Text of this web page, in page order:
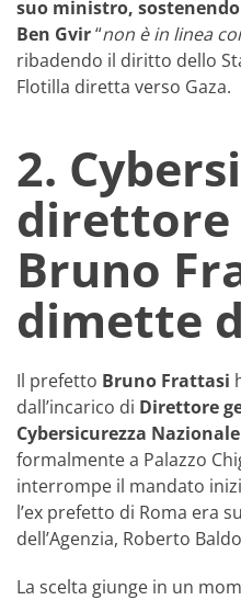
suo ministro,
Ben Gvir“non è in linea
ribadendo il diritto dello
Flotilla diretta verso Gaza.
2.
direttore
Bruno
dimette
Il prefetto Bruno Frattasi
dall’incarico di Direttore
Cybersicurezza Nazionale
formalmente a Palazzo
interrompe il mandato
l’ex prefetto di Roma era
dell’Agenzia, Roberto
La scelta giunge in un